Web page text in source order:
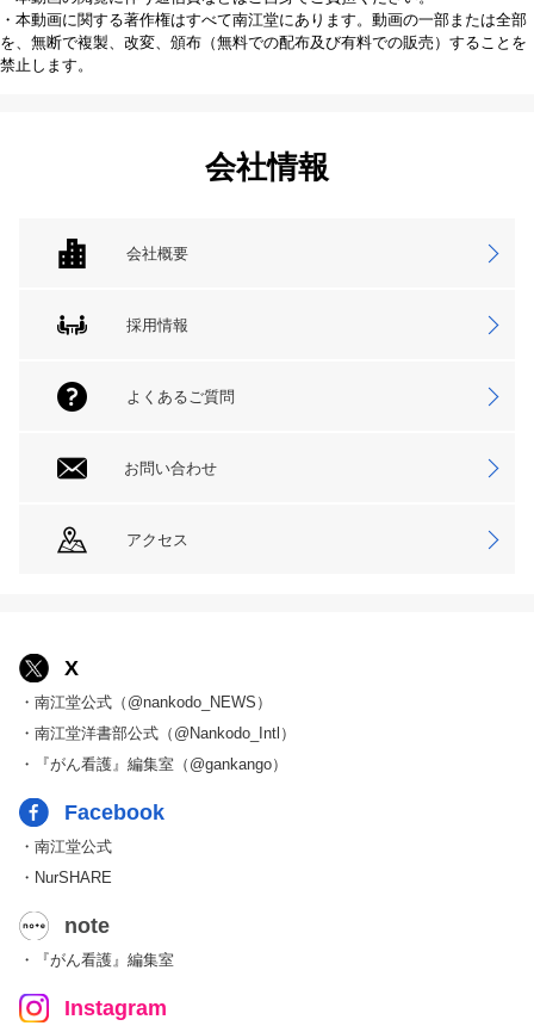
・本動画に関する著作権はすべて南江堂にあります。動画の一部または全部
を、無断で複製、改変、頒布（無料での配布及び有料での販売）することを
禁止します。
会社情報
会社概要
採用情報
よくあるご質問
お問い合わせ
アクセス
X
・南江堂公式（@nankodo_NEWS）
・南江堂洋書部公式（@Nankodo_Intl）
・『がん看護』編集室（@gankango）
Facebook
・南江堂公式
・NurSHARE
note
・『がん看護』編集室
Instagram